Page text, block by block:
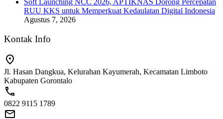
Soft Launching NCC 2026, APTIKNAS Dorong Percepatan
RUU KKS untuk Memperkuat Kedaulatan Digital Indonesia
Agustus 7, 2026
Kontak Info
Jl. Hasan Dangkua, Kelurahan Kayumerah, Kecamatan Limboto
Kabupaten Gorontalo
0822 9115 1789